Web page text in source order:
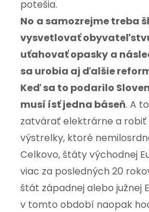
potešia.
No a samozrejme treba
vysvetlovať
uťahovať opasky a
sa urobia aj ďalšie
Keď sa to podarilo
musí ísť jedna báseň. A
zatvárať elektrárne a robiť
výstrelky, ktoré
Celkovo, štáty východnej
viac za posledných 20
štát západnej alebo južnej
v tomto období naopak